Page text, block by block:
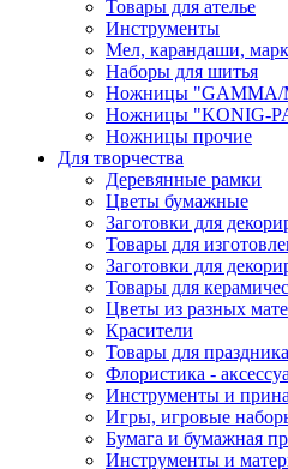
Товары для ателье
Инструменты
Мел, карандаши,
Наборы для шитья
Ножницы "GAMMA/
Ножницы "KONIG-
Ножницы прочие
Для творчества
Деревянные рамки
Цветы бумажные
Заготовки для
Товары для
Заготовки для
Товары для
Цветы из разных
Красители
Товары для праздника
Флористика -
Инструменты и
Игры, игровые
Бумага и бумажная
Инструменты и